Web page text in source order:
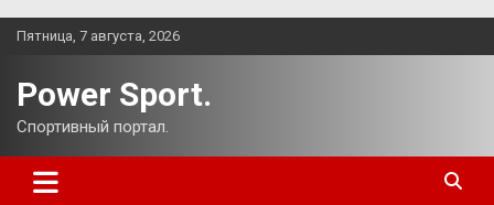
Перейти
Пятница, 7 августа, 2026
Power Sport.
Спортивный портал.